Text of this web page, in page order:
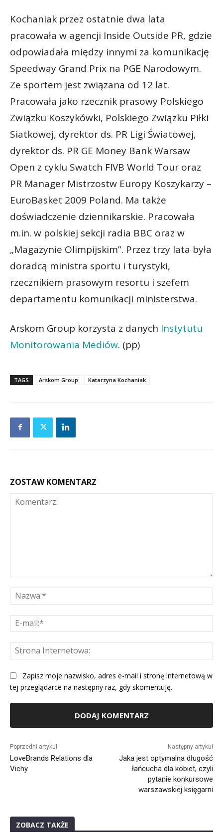
Kochaniak przez ostatnie dwa lata
pracowała w agencji Inside Outside PR, gdzie
odpowiadała między innymi za komunikację
Speedway Grand Prix na PGE Narodowym.
Ze sportem jest związana od 12 lat.
Pracowała jako rzecznik prasowy Polskiego
Związku Koszykówki, Polskiego Związku Piłki
Siatkowej, dyrektor ds. PR Ligi Światowej,
dyrektor ds. PR GE Money Bank Warsaw
Open z cyklu Swatch FIVB World Tour oraz
PR Manager Mistrzostw Europy Koszykarzy –
EuroBasket 2009 Poland. Ma także
doświadczenie dziennikarskie. Pracowała
m.in. w polskiej sekcji radia BBC oraz w
„Magazynie Olimpijskim”. Przez trzy lata była
doradcą ministra sportu i turystyki,
rzecznikiem prasowym resortu i szefem
departamentu komunikacji ministerstwa.
Arskom Group korzysta z danych Instytutu
Monitorowania Mediów. (pp)
TAGS Arskom Group Katarzyna Kochaniak
ZOSTAW KOMENTARZ
Zapisz moje nazwisko, adres e-mail i stronę internetową w
tej przeglądarce na następny raz, gdy skomentuję.
Poprzedni artykuł
LoveBrands Relations dla
Vichy
Następny artykuł
Jaka jest optymalna długość
łańcucha dla kobiet, czyli
pytanie konkursowe
warszawskiej księgarni
ZOBACZ TAKŻE